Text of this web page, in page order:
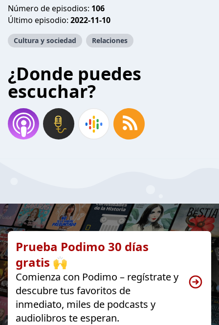
Número de episodios: 106
Último episodio: 2022-11-10
Cultura y sociedad Relaciones
¿Donde puedes
escuchar?
Prueba Podimo 30 días
gratis 🙌
Comienza con Podimo – regístrate y
descubre tus favoritos de
inmediato, miles de podcasts y
audiolibros te esperan.